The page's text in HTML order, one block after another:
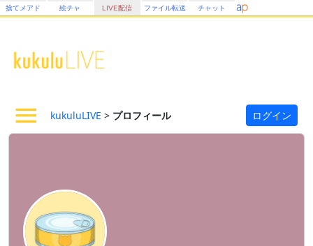
捨てメアド 絵チャ LIVE配信 ファイル転送 チャット
kukuluLIVE > プロフィール ログイン